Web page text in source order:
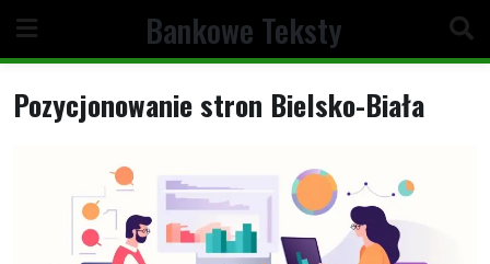
content
Bankowe Teksty
Pozycjonowanie stron Bielsko-Biała